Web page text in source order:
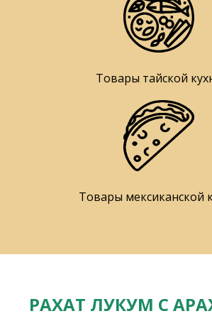
Товары тайской
Товары мексиканской
РАХАТ ЛУКУМ С